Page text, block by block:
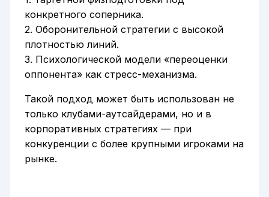
конкретного соперника.
2. Оборонительной стратегии с высокой
плотностью линий.
3. Психологической модели «переоценки
оппонента» как стресс-механизма.
Такой подход может быть использован не
только клубами-аутсайдерами, но и в
корпоративных стратегиях — при
конкуренции с более крупными игроками на
рынке.